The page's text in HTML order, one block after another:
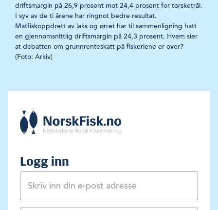
driftsmargin på 26,9 prosent mot 24,4 prosent for torsketrål.
I syv av de ti årene har ringnot bedre resultat.
Matfiskoppdrett av laks og ørret har til sammenligning hatt
en gjennomsnittlig driftsmargin på 24,3 prosent. Hvem sier
at debatten om grunnrenteskatt på fiskeriene er over?
(Foto: Arkiv)
Logg inn